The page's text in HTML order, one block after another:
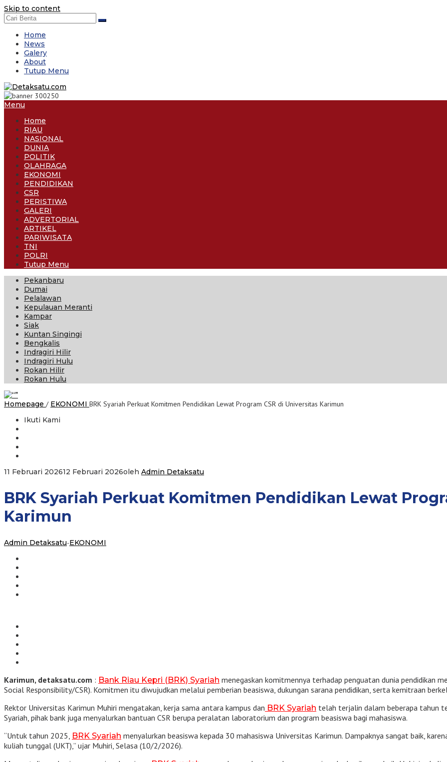
Skip to content
Home
News
Galery
About
Tutup Menu
Menu
Home
RIAU
NASIONAL
DUNIA
POLITIK
OLAHRAGA
EKONOMI
PENDIDIKAN
CSR
PERISTIWA
GALERI
ADVERTORIAL
ARTIKEL
PARIWISATA
TNI
POLRI
Tutup Menu
Pekanbaru
Dumai
Pelalawan
Kepulauan Meranti
Kampar
Siak
Kuntan Singingi
Bengkalis
Indragiri Hilir
Indragiri Hulu
Rokan Hilir
Rokan Hulu
Homepage / EKONOMI BRK Syariah Perkuat Komitmen Pendidikan Lewat Program CSR di Universitas Karimun
Ikuti Kami
11 Februari 202612 Februari 2026oleh Admin Detaksatu
BRK Syariah Perkuat Komitmen Pendidikan Lewat
Karimun
Admin Detaksatu-EKONOMI
Karimun, detaksatu.com : Bank Riau Kepri (BRK) Syariah menegaskan komitmennya terhadap penguatan dunia pendidikan
Social Responsibility/CSR). Komitmen itu diwujudkan melalui pemberian beasiswa, dukungan sarana pendidikan, serta kemitraan
Rektor Universitas Karimun Muhiri mengatakan, kerja sama antara kampus dan BRK Syariah telah terjalin dalam beberapa tahun
Syariah, pihak bank juga menyalurkan bantuan CSR berupa peralatan laboratorium dan program beasiswa bagi mahasiswa.
“Untuk tahun 2025, BRK Syariah menyalurkan beasiswa kepada 30 mahasiswa Universitas Karimun. Dampaknya sangat baik,
kuliah tunggal (UKT),” ujar Muhiri, Selasa (10/2/2026).